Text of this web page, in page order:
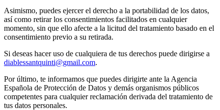
Asimismo, puedes ejercer el derecho a la portabilidad de los datos,
así como retirar los consentimientos facilitados en cualquier
momento, sin que ello afecte a la licitud del tratamiento basado en el
consentimiento previo a su retirada.
Si deseas hacer uso de cualquiera de tus derechos puede dirigirse a
diablessantquinti@gmail.com.
Por último, te informamos que puedes dirigirte ante la Agencia
Española de Protección de Datos y demás organismos públicos
competentes para cualquier reclamación derivada del tratamiento de
tus datos personales.